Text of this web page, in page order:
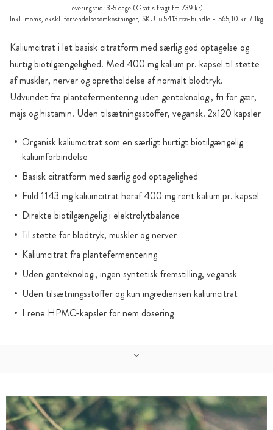
Kaliumcitrat i let basisk citratform med særlig god optagelse og
hurtig biotilgængelighed. Med 400 mg kalium pr. kapsel til støtte
af muskler, nerver og opretholdelse af normalt blodtryk.
Udvundet fra plantefermentering uden genteknologi, fri for gær,
majs og histamin. Uden tilsætningsstoffer, vegansk. 2x120 kapsler
Organisk kaliumcitrat som en særligt hurtigt biotilgængelig
kaliumforbindelse
Basisk citratform med særlig god optagelighed
Fuld 1143 mg kaliumcitrat heraf 400 mg rent kalium pr. kapsel
Direkte biotilgængelig i elektrolytbalance
Til støtte for blodtryk, muskler og nerver
Kaliumcitrat fra plantefermentering
Uden genteknologi, ingen syntetisk fremstilling, vegansk
Uden tilsætningsstoffer og kun ingrediensen kaliumcitrat
I rene HPMC-kapsler for nem dosering
Leveringstid: 3-5 dage (Gratis fragt fra 739 kr)
Inkl. moms, ekskl. forsendelsesomkostninger, SKU N 5413CGB-bundle 565,10 kr. / 1kg